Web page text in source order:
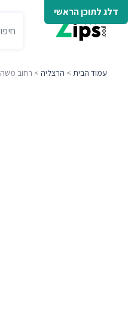
דלג לתוכן הראשי
עמוד הבית > הרצליה > רחוב משה